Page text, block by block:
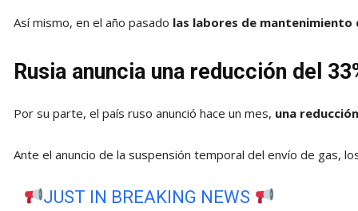
Así mismo, en el año pasado las labores de mantenimiento
Rusia anuncia una reducción del
Por su parte, el país ruso anunció hace un mes, una
Ante el anuncio de la suspensión temporal del envío de gas,
JUST IN BREAKING NEWS